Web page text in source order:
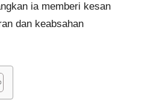
ia memberi kesan
dan keabsahan